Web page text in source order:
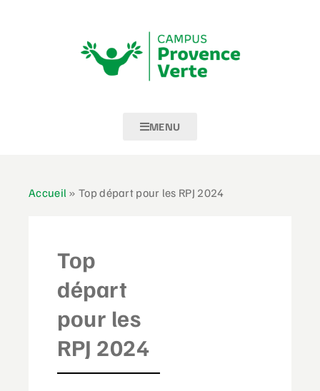
MENU
Accueil »Top départ pour les RPJ 2024
Top
départ
pour les
RPJ 2024